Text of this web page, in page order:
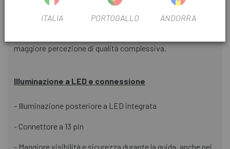
la maggior parte dei veicoli attuali e con illuminazione a
LED integrata.
maggiore percezione di qualità complessiva.
Illuminazione a LED e connessione
- Illuminazione posteriore a LED integrata
- Connettore a 13 pin
- Maggiore visibilità e sicurezza durante la guida, anche nei
ITALIA PORTOGALLO ANDORRA